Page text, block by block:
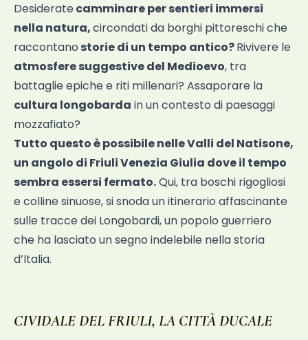
Desideratecamminare per sentieri immersi
nella natura,circondati da borghi pittoreschi che
raccontano storie di un tempo antico?Rivivere le
atmosfere suggestive del Medioevo, tra
battaglie epiche e riti millenari? Assaporare la
cultura longobarda in un contesto di paesaggi
mozzafiato?
Tutto questo è possibile nelle Valli del Natisone,
un angolo di Friuli Venezia Giulia dove il tempo
sembra essersi fermato.Qui, tra boschi rigogliosi
e colline sinuose, si snoda un itinerario affascinante
sulle tracce dei Longobardi, un popolo guerriero
che ha lasciato un segno indelebile nella storia
d’Italia.
CIVIDALE DEL FRIULI, LA CITTÀ DUCALE